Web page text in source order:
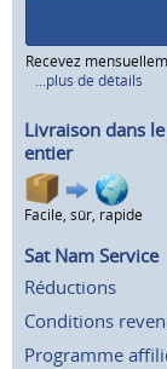
Recevez
...plus de détails
Livraison dans
entier
Facile, sûr, rapide
Sat Nam Service
Réductions
Conditions
Programme